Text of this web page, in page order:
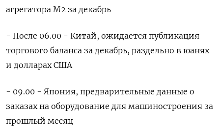
агрегатора М2 за декабрь
- После 06.00 - Китай, ⁠ожидается публикация
торгового баланса за декабрь, раздельно в юанях
и долларах США
- ‌09.00 - Япония, предварительные данные о
заказах на оборудование ‍для машиностроения за
прошлый месяц